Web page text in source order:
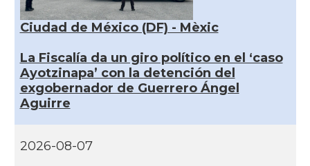
Ciudad de México (DF) - Mèxic
La Fiscalía da un giro político en el ‘caso
Ayotzinapa’ con la detención del
exgobernador de Guerrero Ángel
Aguirre
2026-08-07